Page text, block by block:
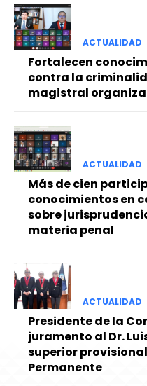
ACTUALIDAD
Fortalecen
contra la
magistral
ACTUALIDAD
Más de cien
conocimientos en
sobre
materia penal
ACTUALIDAD
Presidente de la
juramento al Dr.
superior
Permanente